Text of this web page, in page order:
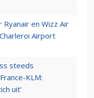
en Wizz Air
Airport
steeds
KLM:
uit’